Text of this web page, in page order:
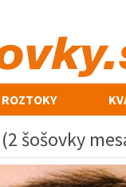
ROZTOKY
šošovky